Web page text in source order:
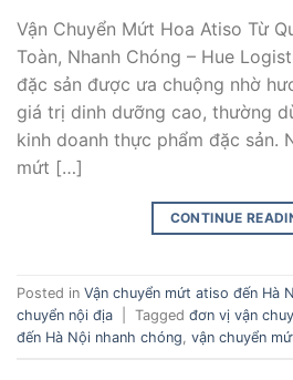
Vận Chuyển Mứt Hoa Atiso Từ
Toàn, Nhanh Chóng – Hue
đặc sản được ưa chuộng nhờ
giá trị dinh dưỡng cao, thường
kinh doanh thực phẩm đặc sản.
mứt […]
CONTINUE
Posted in Vận chuyển mứt atiso đến Hà
chuyển nội địa
Tagged đơn vị vận
đến Hà Nội nhanh chóng, vận chuyển